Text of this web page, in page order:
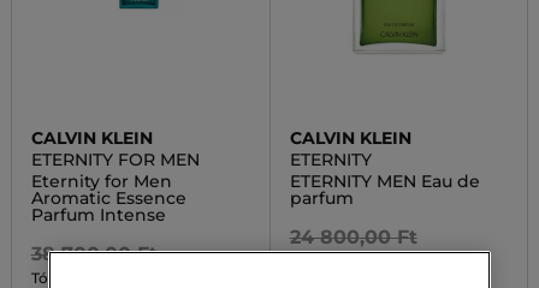
CALVIN KLEIN
ETERNITY FOR MEN
Eternity for Men
Aromatic Essence
Parfum Intense
38 700,00 Ft
Tól
CALVIN KLEIN
ETERNITY
ETERNITY MEN Eau de
parfum
24 800,00 Ft
17 360,00 Ft